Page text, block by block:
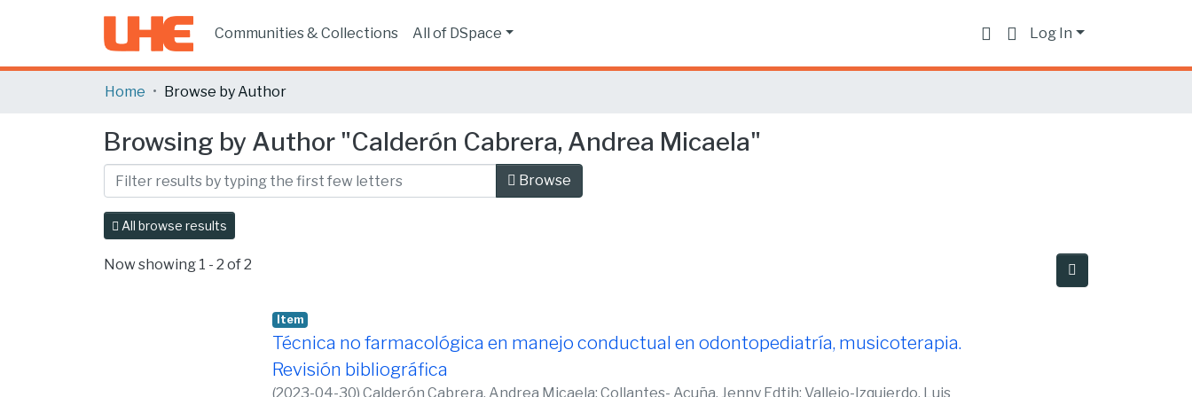
Communities & Collections All of DSpace Log In
Home Browse by Author
Browsing by Author "Calderón Cabrera, Andrea Micaela"
Browse
All browse results
Now showing 1 - 2 of 2
Item
Técnica no farmacológica en manejo conductual en odontopediatría, musicoterapia.
Revisión bibliográfica
(2023-04-30) Calderón Cabrera, Andrea Micaela; Collantes- Acuña, Jenny Edtih; Vallejo-Izquierdo, Luis